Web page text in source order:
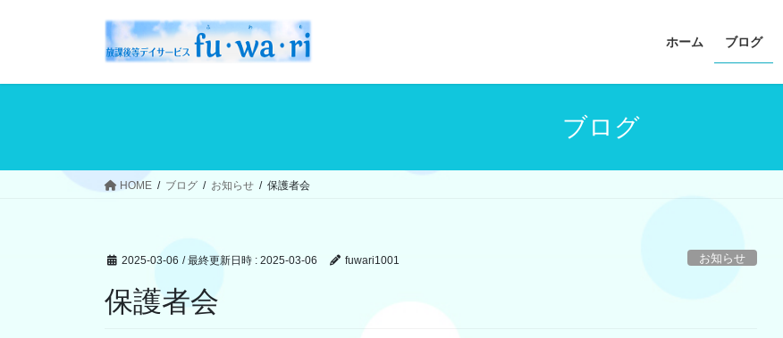
ホーム ブログ
ブログ
HOME ブログ お知らせ 保護者会
2025-03-06 / 最終更新日時 : 2025-03-06 fuwari1001 お知らせ
保護者会